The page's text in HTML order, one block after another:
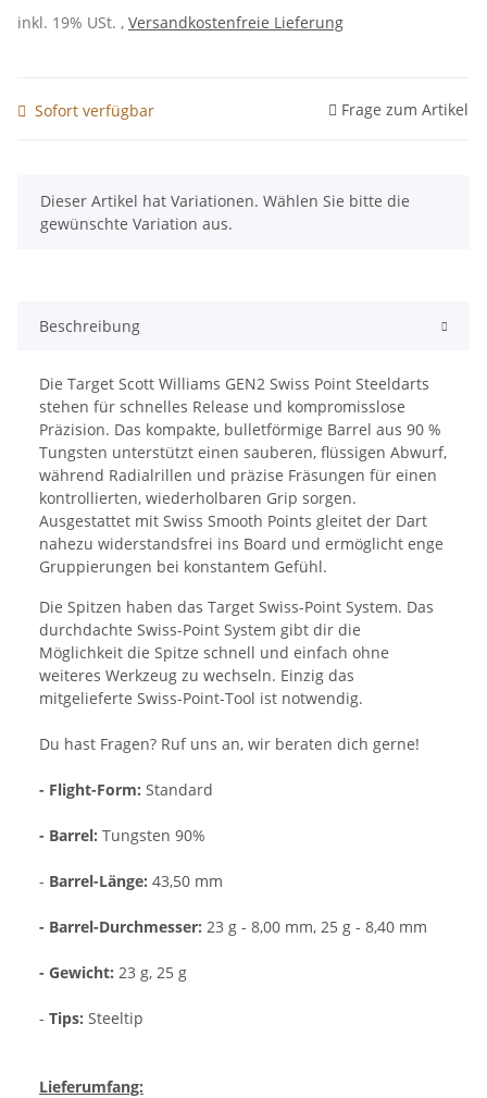
inkl. 19% USt. , Versandkostenfreie Lieferung
Sofort verfügbar Frage zum Artikel
x
Dieser Artikel hat Variationen. Wählen Sie bitte die
gewünschte Variation aus.
Beschreibung
Die Target Scott Williams GEN2 Swiss Point Steeldarts
stehen für schnelles Release und kompromisslose
Präzision. Das kompakte, bulletförmige Barrel aus 90 %
Tungsten unterstützt einen sauberen, flüssigen Abwurf,
während Radialrillen und präzise Fräsungen für einen
kontrollierten, wiederholbaren Grip sorgen.
Ausgestattet mit Swiss Smooth Points gleitet der Dart
nahezu widerstandsfrei ins Board und ermöglicht enge
Gruppierungen bei konstantem Gefühl.
Die Spitzen haben das Target Swiss-Point System. Das
durchdachte Swiss-Point System gibt dir die
Möglichkeit die Spitze schnell und einfach ohne
weiteres Werkzeug zu wechseln. Einzig das
mitgelieferte Swiss-Point-Tool ist notwendig.
Du hast Fragen? Ruf uns an, wir beraten dich gerne!
- Flight-Form: Standard
- Barrel: Tungsten 90%
- Barrel-Länge: 43,50 mm
- Barrel-Durchmesser: 23 g - 8,00 mm, 25 g - 8,40 mm
- Gewicht: 23 g, 25 g
- Tips: Steeltip
Lieferumfang: